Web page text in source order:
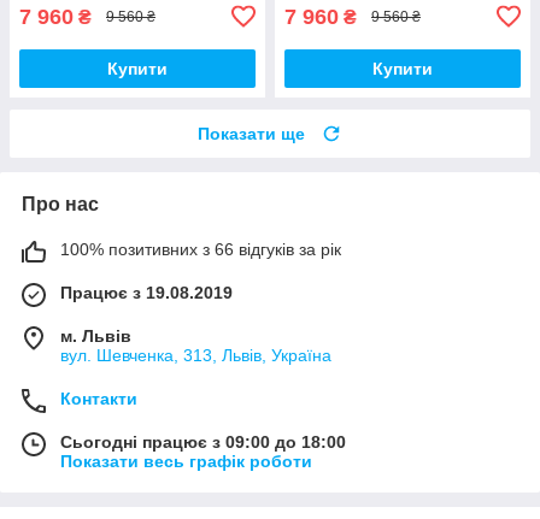
7 960 ₴ 9 560 ₴
Купити
7 960 ₴ 9 560 ₴
Купити
Показати ще
Про нас
100% позитивних з 66 відгуків за рік
Працює з 19.08.2019
м. Львів
вул. Шевченка, 313, Львів, Україна
Контакти
Сьогодні працює з 09:00 до 18:00
Показати весь графік роботи